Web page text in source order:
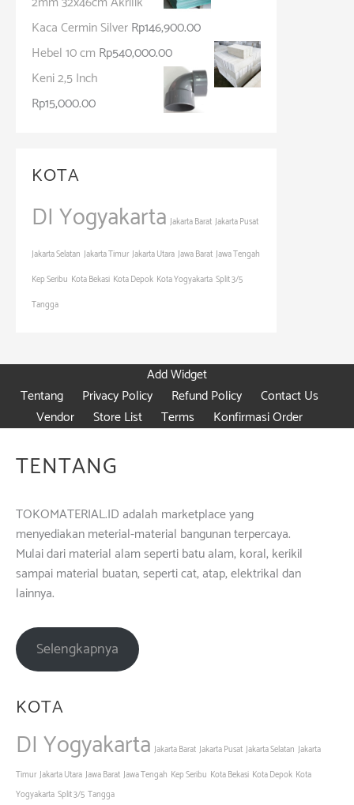
Kaca Cermin SilverRp146,900.00
Hebel 10 cm Rp540,000.00
Keni 2,5 Inch
Rp15,000.00
KOTA
DI Yogyakarta Jakarta Barat Jakarta Pusat
Jakarta Selatan Jakarta Timur Jakarta Utara Jawa Barat Jawa Tengah
Kep Seribu Kota Bekasi Kota Depok Kota Yogyakarta Split 3/5
Tangga
Add Widget
Tentang
Privacy Policy Refund Policy
Contact Us
Vendor
Store List Terms Konfirmasi Order
TENTANG
TOKOMATERIAL.ID adalah marketplace yang
menyediakan meterial-material bangunan terpercaya.
Mulai dari material alam seperti batu alam, koral, kerikil
sampai material buatan, seperti cat, atap, elektrikal dan
lainnya.
Selengkapnya
KOTA
DI Yogyakarta Jakarta Barat Jakarta Pusat Jakarta Selatan Jakarta
Timur Jakarta Utara Jawa Barat Jawa Tengah Kep Seribu Kota Bekasi Kota Depok Kota
Yogyakarta Split 3/5 Tangga